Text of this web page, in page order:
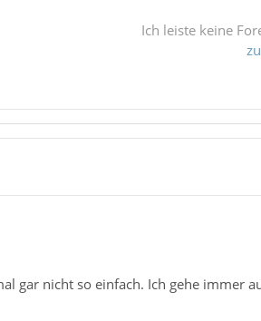
Ich leiste keine
gar nicht so einfach. Ich gehe immer